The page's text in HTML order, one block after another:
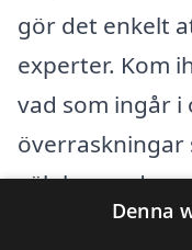
gör det enkelt
experter. Kom
vad som ingår
överraskningar
välplanerad
Denna